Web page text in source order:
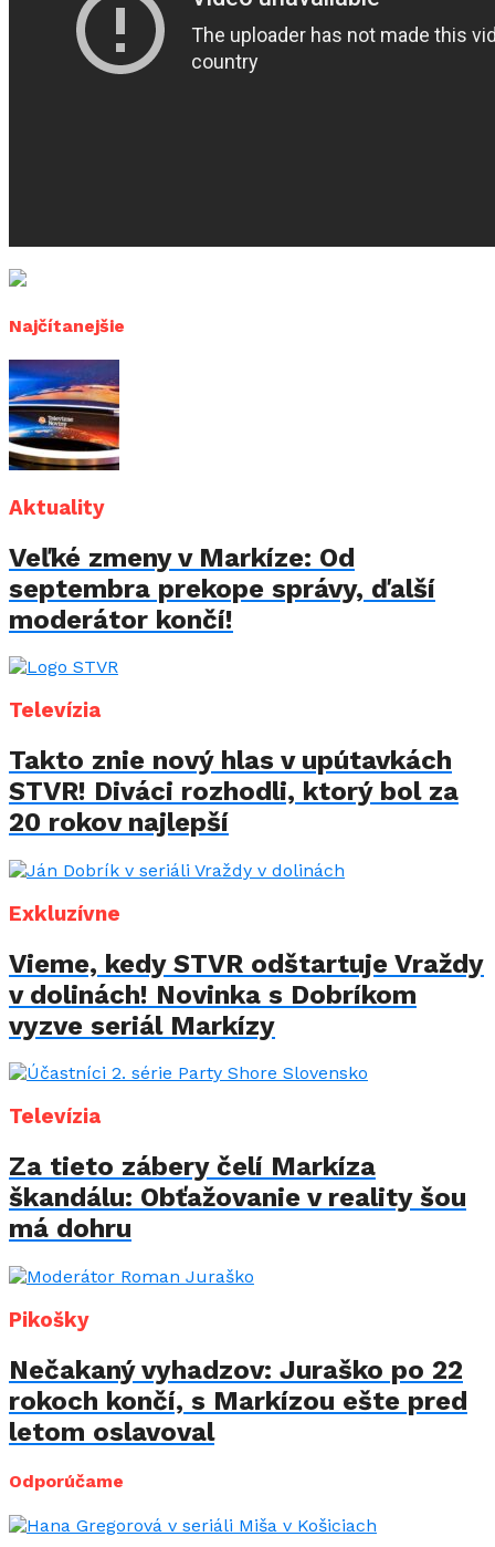
Najčítanejšie
Aktuality
Veľké zmeny v Markíze: Od
septembra prekope správy, ďalší
moderátor končí!
Televízia
Takto znie nový hlas v upútavkách
STVR! Diváci rozhodli, ktorý bol za
20 rokov najlepší
Exkluzívne
Vieme, kedy STVR odštartuje Vraždy
v dolinách! Novinka s Dobríkom
vyzve seriál Markízy
Televízia
Za tieto zábery čelí Markíza
škandálu: Obťažovanie v reality šou
má dohru
Pikošky
Nečakaný vyhadzov: Juraško po 22
rokoch končí, s Markízou ešte pred
letom oslavoval
Odporúčame